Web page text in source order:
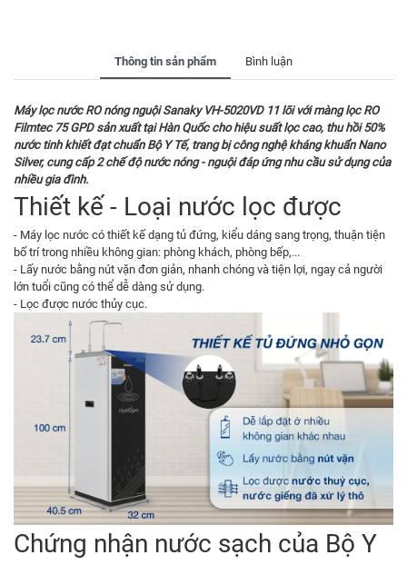
Thông tin sản phẩm Bình luận
Máy lọc nước RO nóng nguội Sanaky VH-5020VD 11 lõi với màng lọc RO
Filmtec 75 GPD sản xuất tại Hàn Quốc cho hiệu suất lọc cao, thu hồi 50%
nước tinh khiết đạt chuẩn Bộ Y Tế, trang bị công nghệ kháng khuẩn Nano
Silver, cung cấp 2 chế độ nước nóng - nguội đáp ứng nhu cầu sử dụng của
nhiều gia đình.
Thiết kế - Loại nước lọc được
- Máy lọc nước có thiết kế dạng tủ đứng, kiểu dáng sang trọng, thuận tiện
bố trí trong nhiều không gian: phòng khách, phòng bếp,...
- Lấy nước bằng nút vặn đơn giản, nhanh chóng và tiện lợi, ngay cả người
lớn tuổi cũng có thể dễ dàng sử dụng.
- Lọc được nước thủy cục.
Chứng nhận nước sạch của Bộ Y